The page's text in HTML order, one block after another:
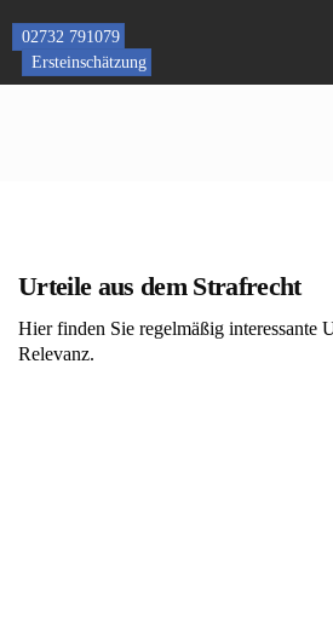
content
02732 791079
Ersteinschätzung
Urteile aus dem Strafrecht
Hier finden Sie regelmäßig interessante
Relevanz.